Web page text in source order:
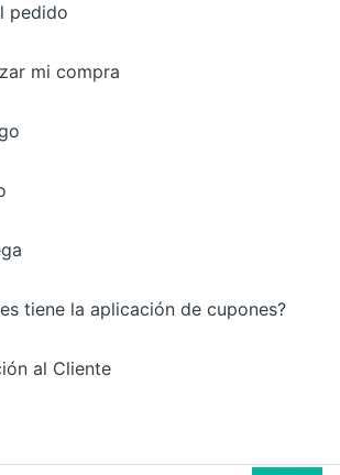
pedido
mi compra
tiene la aplicación de cupones?
al Cliente